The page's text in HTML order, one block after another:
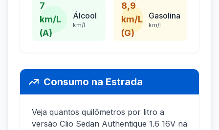
7
km/L
(A)
Álcool
km/l
8,9
km/L
(G)
Gasolina
km/l
Consumo na Estrada
Veja quantos quilômetros por litro a
versão Clio Sedan Authentique 1.6 16V na